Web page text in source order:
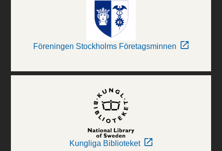
Föreningen Stockholms Företagsminnen
Kungliga Biblioteket